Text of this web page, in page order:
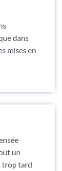
dans
mises en
un
trop tard